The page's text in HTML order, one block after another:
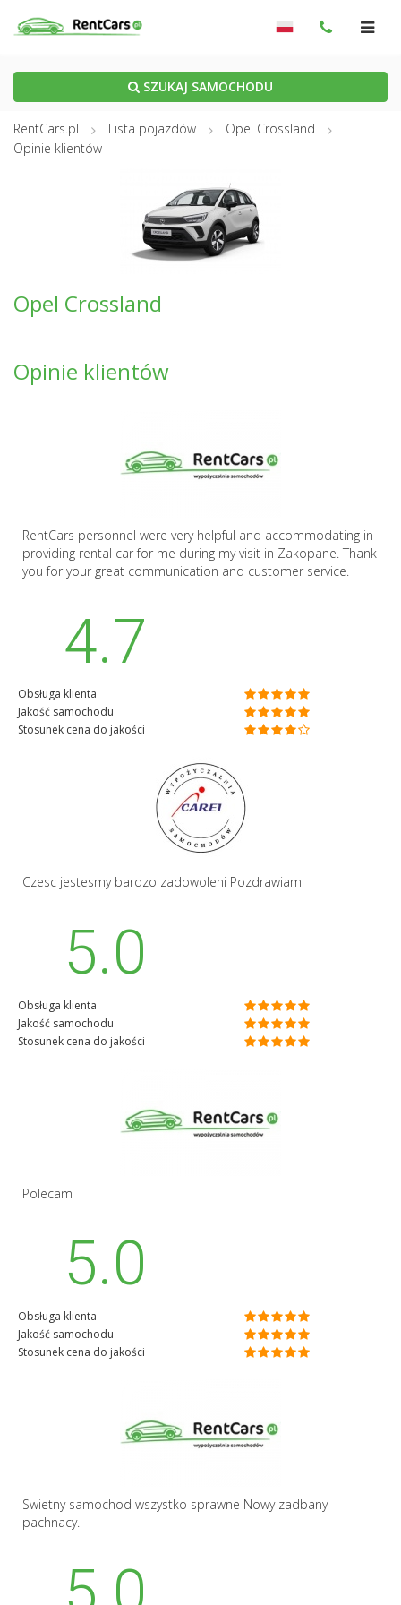
SZUKAJ SAMOCHODU
RentCars.pl Lista pojazdów
Opel Crossland
Opinie klientów
Opel Crossland
Opinie klientów
RentCars personnel were very helpful and accommodating in
providing rental car for me during my visit in Zakopane. Thank
you for your great communication and customer service.
4.7
Obsługa klienta
Jakość samochodu
Stosunek cena do jakości
Czesc jestesmy bardzo zadowoleni Pozdrawiam
5.0
Obsługa klienta
Jakość samochodu
Stosunek cena do jakości
Polecam
5.0
Obsługa klienta
Jakość samochodu
Stosunek cena do jakości
Swietny samochod wszystko sprawne Nowy zadbany
pachnacy.